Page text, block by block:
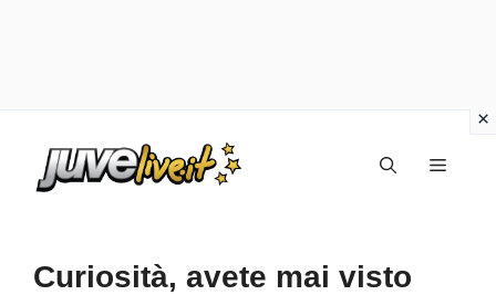
Menu
Curiosità, avete mai visto